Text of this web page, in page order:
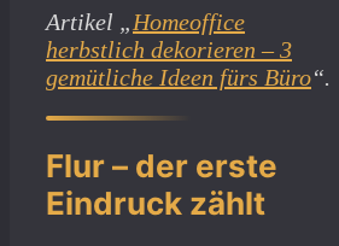
Artikel „Homeoffice
herbstlich dekorieren – 3
gemütliche Ideen fürs Büro“.
Flur – der erste
Eindruck zählt